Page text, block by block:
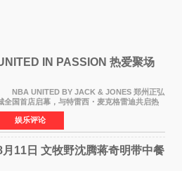
IN PASSION 热爱聚场
NBA UNITED BY JACK & JONES 郑州正弘
全国首店启幕，与特雷西・麦克格雷迪共启热
2026 年7 月21 日，
NBAUNITEDBYJACK&JONES 全国首店，于郑
正弘城正式启幕。NBA 传奇球星
娱乐评论
月11日 文牧野沈腾蒋奇明带中餐